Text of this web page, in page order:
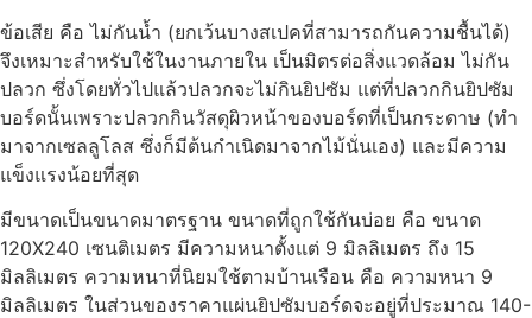
ข้อเสีย คือ ไม่กันน้ำ (ยกเว้นบางสเปคที่สามารถกันความชื้นได้)
จึงเหมาะสำหรับใช้ในงานภายใน เป็นมิตรต่อสิ่งแวดล้อม ไม่กัน
ปลวก ซึ่งโดยทั่วไปแล้วปลวกจะไม่กินยิปซัม แต่ที่ปลวกกินยิปซัม
บอร์ดนั้นเพราะปลวกกินวัสดุผิวหน้าของบอร์ดที่เป็นกระดาษ (ทำ
มาจากเซลลูโลส ซึ่งก็มีต้นกำเนิดมาจากไม้นั่นเอง) และมีความ
แข็งแรงน้อยที่สุด
มีขนาดเป็นขนาดมาตรฐาน ขนาดที่ถูกใช้กันบ่อย คือ ขนาด
120X240 เซนติเมตร มีความหนาตั้งแต่ 9 มิลลิเมตร ถึง 15
มิลลิเมตร ความหนาที่นิยมใช้ตามบ้านเรือน คือ ความหนา 9
มิลลิเมตร ในส่วนของราคาแผ่นยิปซัมบอร์ดจะอยู่ที่ประมาณ 140-